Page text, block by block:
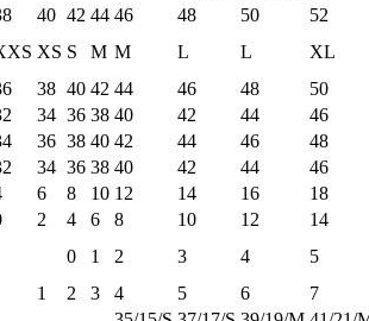
40 42 44 46 48 50
52
XS S M M L L
XL
38 40 42 44 46 48
50
34 36 38 40 42 44
46
36 38 40 42 44 46
48
34 36 38 40 42 44
46
6 8 10 12 14 16
18
2 4 6 8 10 12
14
0 1 2 3 4
5
1 2 3 4 5 6
7